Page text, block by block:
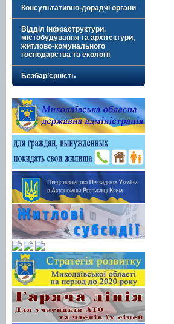
Консультативно-дорадчі органи
Відділ інфраструктури,
містобудування та архітектури,
житлово-комунального
господарства та екології
Безбар’єрність